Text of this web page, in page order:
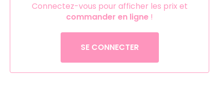
Connectez-vous pour afficher les prix et
commander en ligne !
SE CONNECTER